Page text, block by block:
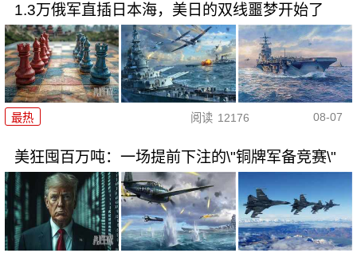
1.3万俄军直插日本海，美日的双线噩梦开始了
最热 阅读 12176 08-07
美狂囤百万吨：一场提前下注的\"铜牌军备竞赛\"